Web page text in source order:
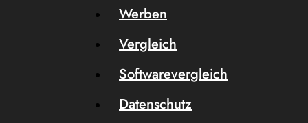
Werben
Vergleich
Softwarevergleich
Datenschutz